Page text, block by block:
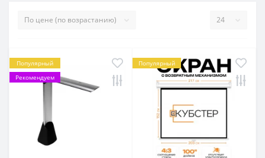
Популярный
Рекомендуем
Популярный